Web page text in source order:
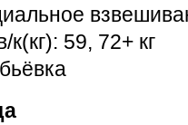
59, 72+ кг